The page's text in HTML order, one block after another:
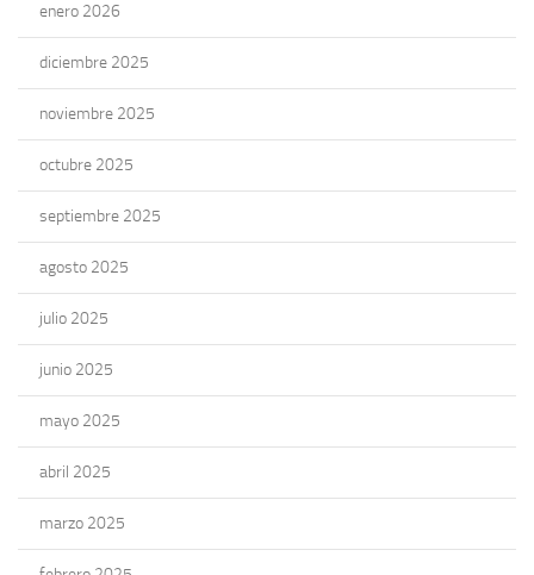
enero 2026
diciembre 2025
noviembre 2025
octubre 2025
septiembre 2025
agosto 2025
julio 2025
junio 2025
mayo 2025
abril 2025
marzo 2025